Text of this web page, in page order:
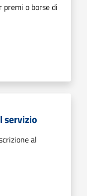
premi o borse di
servizio
al